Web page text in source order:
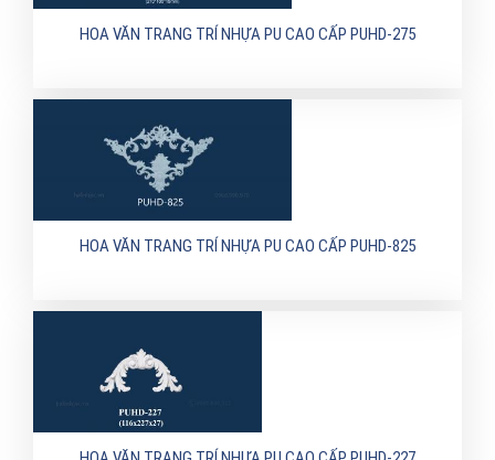
HOA VĂN TRANG TRÍ NHỰA PU CAO CẤP PUHD-275
HOA VĂN TRANG TRÍ NHỰA PU CAO CẤP PUHD-825